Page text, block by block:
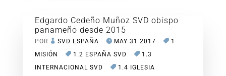
Edgardo Cedeño Muñoz SVD obispo
panameño desde 2015
POR SVD ESPAÑA MAY 31 2017
1
MISIÓN
1.2 ESPAÑA SVD
1.3
INTERNACIONAL SVD
1.4 IGLESIA